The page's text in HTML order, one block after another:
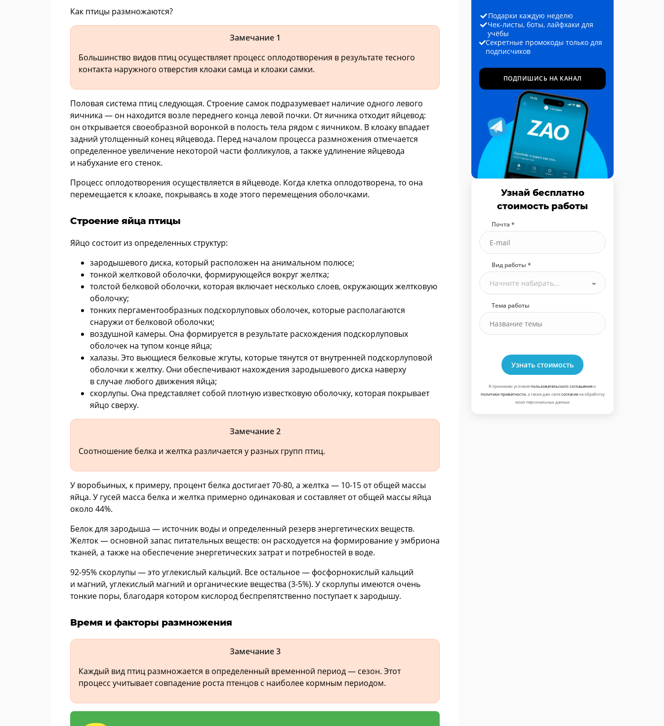
Как птицы размножаются?
Замечание 1
Большинство видов птиц осуществляет процесс оплодотворения в результате тесного
контакта наружного отверстия клоаки самца и клоаки самки.
Половая система птиц следующая. Строение самок подразумевает наличие одного левого
яичника — он находится возле переднего конца левой почки. От яичника отходит яйцевод:
он открывается своеобразной воронкой в полость тела рядом с яичником. В клоаку впадает
задний утолщенный конец яйцевода. Перед началом процесса размножения отмечается
определенное увеличение некоторой части фолликулов, а также удлинение яйцевода
и набухание его стенок.
Процесс оплодотворения осуществляется в яйцеводе. Когда клетка оплодотворена, то она
перемещается к клоаке, покрываясь в ходе этого перемещения оболочками.
Строение яйца птицы
Яйцо состоит из определенных структур:
зародышевого диска, который расположен на анимальном полюсе;
тонкой желтковой оболочки, формирующейся вокруг желтка;
толстой белковой оболочки, которая включает несколько слоев, окружающих желтковую
оболочку;
тонких пергаментообразных подскорлуповых оболочек, которые располагаются
снаружи от белковой оболочки;
воздушной камеры. Она формируется в результате расхождения подскорлуповых
оболочек на тупом конце яйца;
халазы. Это вьющиеся белковые жгуты, которые тянутся от внутренней подскорлуповой
оболочки к желтку. Они обеспечивают нахождения зародышевого диска наверху
в случае любого движения яйца;
скорлупы. Она представляет собой плотную известковую оболочку, которая покрывает
яйцо сверху.
Замечание 2
Соотношение белка и желтка различается у разных групп птиц.
У воробьиных, к примеру, процент белка достигает 70-80, а желтка — 10-15 от общей массы
яйца. У гусей масса белка и желтка примерно одинаковая и составляет от общей массы яйца
около 44%.
Белок для зародыша — источник воды и определенный резерв энергетических веществ.
Желток — основной запас питательных веществ: он расходуется на формирование у эмбриона
тканей, а также на обеспечение энергетических затрат и потребностей в воде.
92-95% скорлупы — это углекислый кальций. Все остальное — фосфорнокислый кальций
и магний, углекислый магний и органические вещества (3-5%). У скорлупы имеются очень
тонкие поры, благодаря котором кислород беспрепятственно поступает к зародышу.
Время и факторы размножения
Замечание 3
Каждый вид птиц размножается в определенный временной период — сезон. Этот
процесс учитывает совпадение роста птенцов с наиболее кормным периодом.
Подарки каждую неделю
Чек-листы, боты, лайфхаки для
учёбы
Секретные промокоды только для
подписчиков
ПОДПИШИСЬ НА КАНАЛ
Узнай бесплатно
стоимость работы
Почта *
Вид работы *
Начните набирать...
Тема работы
Узнать стоимость
Я принимаю условияпользовательского соглашенияи
политики приватности, а также даю своесогласиена обработку
моих персональных данных